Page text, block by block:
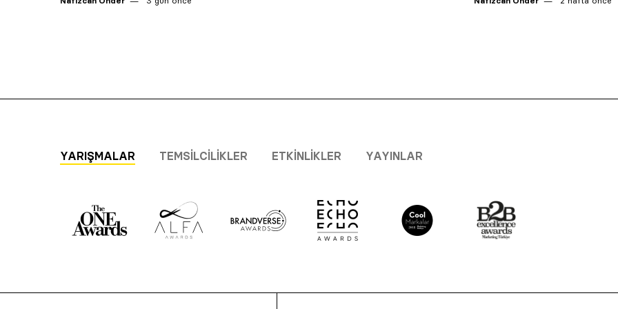
YARIŞMALAR TEMSILCILIKLER ETKINLIKLER YAYINLAR